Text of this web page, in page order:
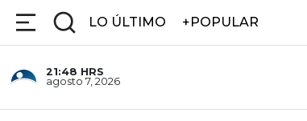
LO ÚLTIMO +POPULAR
21:48 HRS
agosto 7, 2026